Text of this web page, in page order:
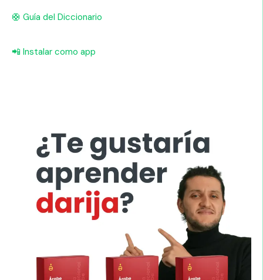
🛟 Guía del Diccionario
📲 Instalar como app